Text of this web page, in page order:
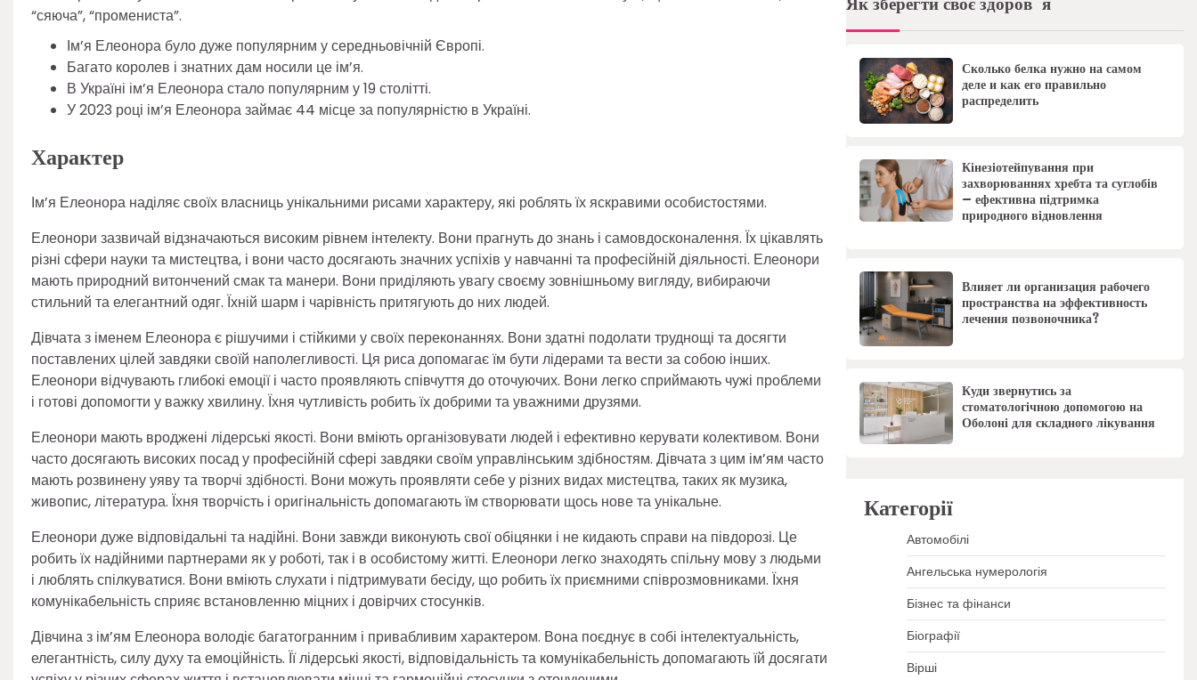
“сяюча”, “промениста”.
Ім’я Елеонора було дуже популярним у середньовічній Європі.
Багато королев і знатних дам носили це ім’я.
В Україні ім’я Елеонора стало популярним у 19 столітті.
У 2023 році ім’я Елеонора займає 44 місце за популярністю в Україні.
Характер
Ім’я Елеонора наділяє своїх власниць унікальними рисами характеру, які роблять їх яскравими особистостями.
Елеонори зазвичай відзначаються високим рівнем інтелекту. Вони прагнуть до знань і самовдосконалення. Їх цікавлять
різні сфери науки та мистецтва, і вони часто досягають значних успіхів у навчанні та професійній діяльності. Елеонори
мають природний витончений смак та манери. Вони приділяють увагу своєму зовнішньому вигляду, вибираючи
стильний та елегантний одяг. Їхній шарм і чарівність притягують до них людей.
Дівчата з іменем Елеонора є рішучими і стійкими у своїх переконаннях. Вони здатні подолати труднощі та досягти
поставлених цілей завдяки своїй наполегливості. Ця риса допомагає їм бути лідерами та вести за собою інших.
Елеонори відчувають глибокі емоції і часто проявляють співчуття до оточуючих. Вони легко сприймають чужі проблеми
і готові допомогти у важку хвилину. Їхня чутливість робить їх добрими та уважними друзями.
Елеонори мають вроджені лідерські якості. Вони вміють організовувати людей і ефективно керувати колективом. Вони
часто досягають високих посад у професійній сфері завдяки своїм управлінським здібностям. Дівчата з цим ім’ям часто
мають розвинену уяву та творчі здібності. Вони можуть проявляти себе у різних видах мистецтва, таких як музика,
живопис, література. Їхня творчість і оригінальність допомагають їм створювати щось нове та унікальне.
Елеонори дуже відповідальні та надійні. Вони завжди виконують свої обіцянки і не кидають справи на півдорозі. Це
робить їх надійними партнерами як у роботі, так і в особистому житті. Елеонори легко знаходять спільну мову з людьми
і люблять спілкуватися. Вони вміють слухати і підтримувати бесіду, що робить їх приємними співрозмовниками. Їхня
комунікабельність сприяє встановленню міцних і довірчих стосунків.
Дівчина з ім’ям Елеонора володіє багатогранним і привабливим характером. Вона поєднує в собі інтелектуальність,
елегантність, силу духу та емоційність. Її лідерські якості, відповідальність та комунікабельність допомагають їй досягати
Сколько белка нужно на самом
деле и как его правильно
распределить
Кінезіотейпування при
захворюваннях хребта та суглобів
– ефективна підтримка
природного відновлення
Влияет ли организация рабочего
пространства на эффективность
лечения позвоночника?
Куди звернутись за
стоматологічною допомогою на
Оболоні для складного лікування
Категорії
Автомобілі
Ангельська нумерологія
Бізнес та фінанси
Біографії
Вірші